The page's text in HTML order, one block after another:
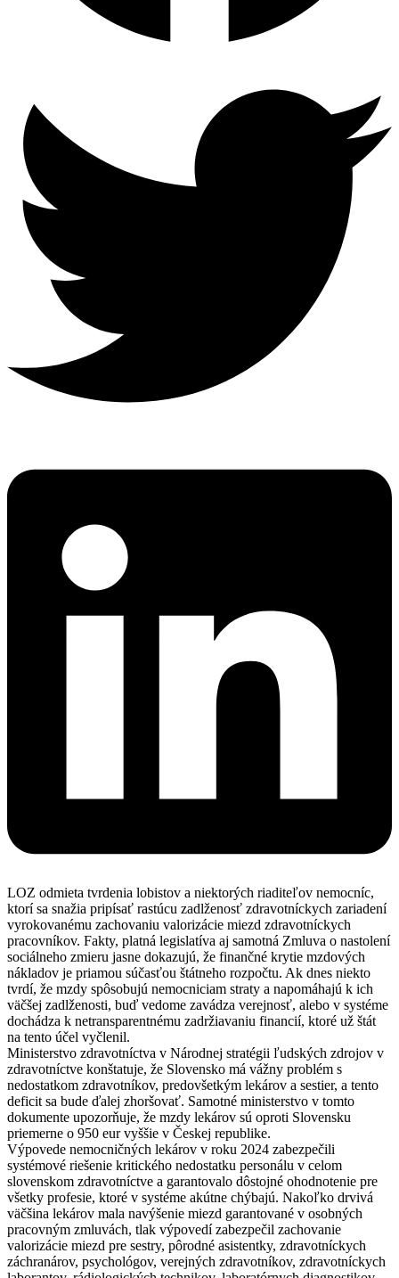
LOZ odmieta tvrdenia lobistov a niektorých riaditeľov nemocníc,
ktorí sa snažia pripísať rastúcu zadlženosť zdravotníckych zariadení
vyrokovanému zachovaniu valorizácie miezd zdravotníckych
pracovníkov. Fakty, platná legislatíva aj samotná Zmluva o nastolení
sociálneho zmieru jasne dokazujú, že finančné krytie mzdových
nákladov je priamou súčasťou štátneho rozpočtu. Ak dnes niekto
tvrdí, že mzdy spôsobujú nemocniciam straty a napomáhajú k ich
väčšej zadlženosti, buď vedome zavádza verejnosť, alebo v systéme
dochádza k netransparentnému zadržiavaniu financií, ktoré už štát
na tento účel vyčlenil.
Ministerstvo zdravotníctva v Národnej stratégii ľudských zdrojov v
zdravotníctve konštatuje, že Slovensko má vážny problém s
nedostatkom zdravotníkov, predovšetkým lekárov a sestier, a tento
deficit sa bude ďalej zhoršovať. Samotné ministerstvo v tomto
dokumente upozorňuje, že mzdy lekárov sú oproti Slovensku
priemerne o 950 eur vyššie v Českej republike.
Výpovede nemocničných lekárov v roku 2024 zabezpečili
systémové riešenie kritického nedostatku personálu v celom
slovenskom zdravotníctve a garantovalo dôstojné ohodnotenie pre
všetky profesie, ktoré v systéme akútne chýbajú. Nakoľko drvivá
väčšina lekárov mala navýšenie miezd garantované v osobných
pracovným zmluvách, tlak výpovedí zabezpečil zachovanie
valorizácie miezd pre sestry, pôrodné asistentky, zdravotníckych
záchranárov, psychológov, verejných zdravotníkov, zdravotníckych